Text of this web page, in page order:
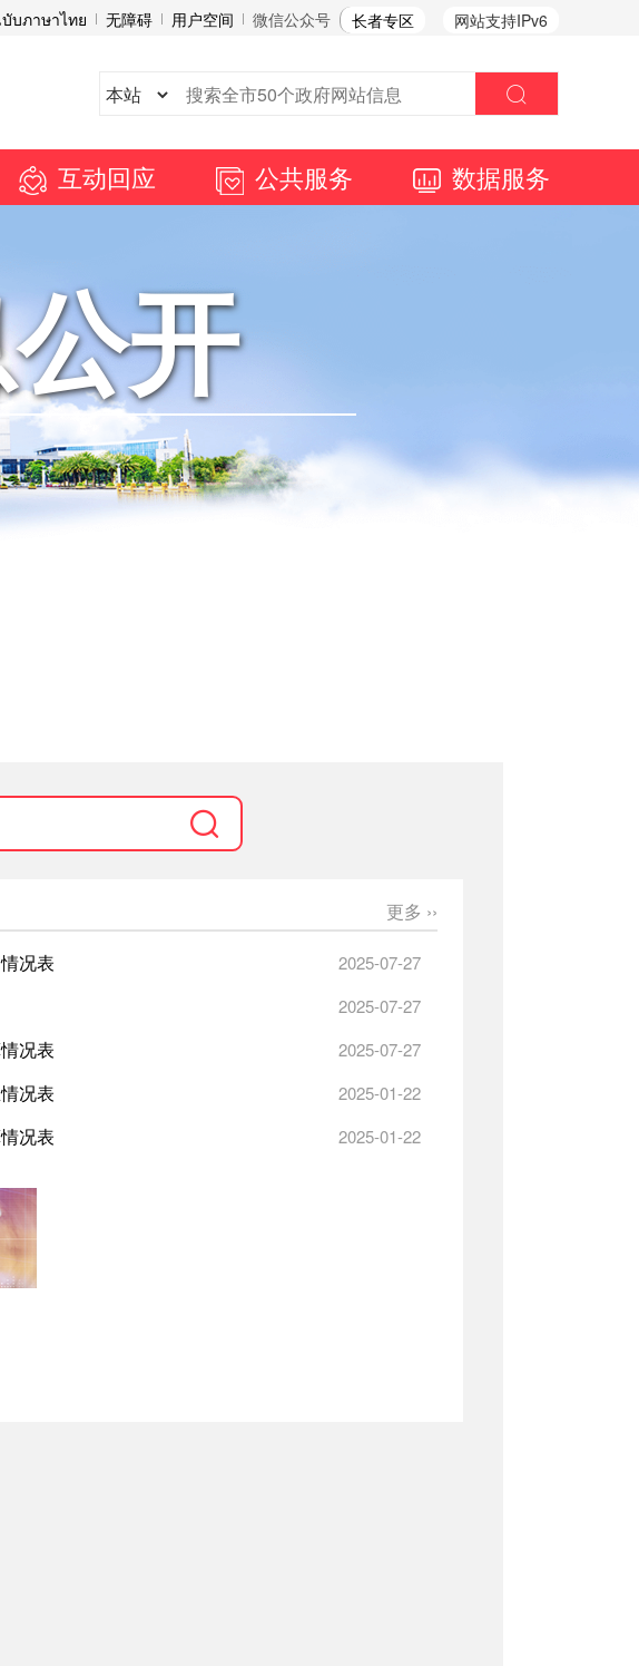
网站支持IPv6
บภาษาไทย 无障碍 用户空间 微信公众号 长者专区
互动回应 公共服务 数据服务
开